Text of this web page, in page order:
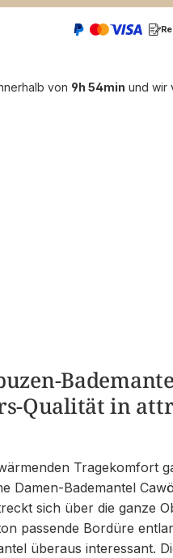
von 9h 54min und wir
Qualität in
Tragekomfort
Damen-Bademantel
sich über die ganze
passende Bordüre
überaus interessant.